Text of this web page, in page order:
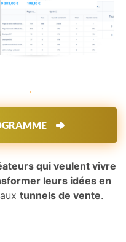
qui veulent vivre
leurs idées en
tunnels de vente.